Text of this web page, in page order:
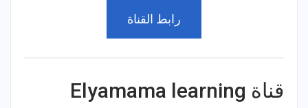
رابط القناة
قناة Elyamama learning